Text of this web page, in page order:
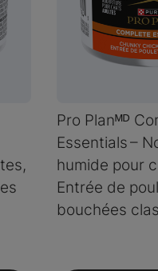
Pro Planᴹᴰ
Essentials –
humide pour
Entrée de
bouchées